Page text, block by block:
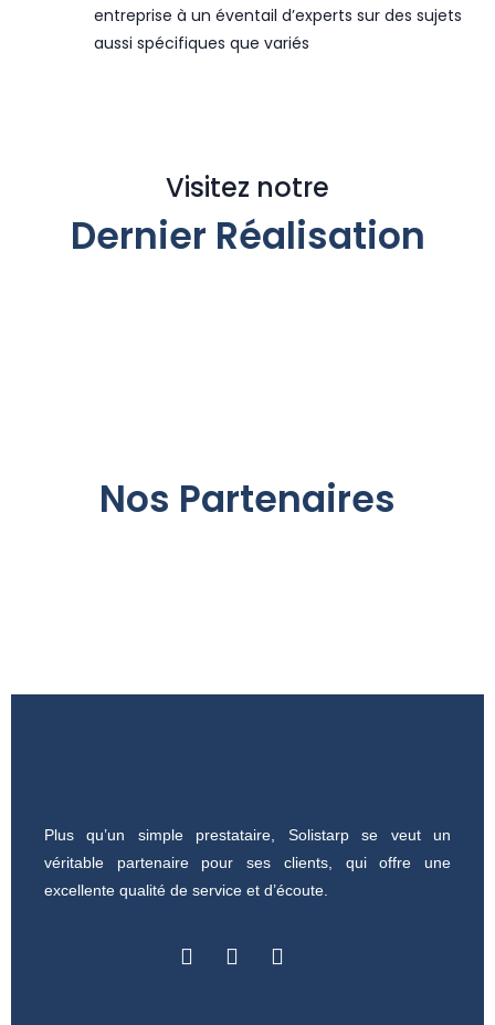
entreprise à un éventail d’experts sur des sujets
aussi spécifiques que variés
Visitez notre
Dernier Réalisation
Creation des sites web
Nos Partenaires
Plus qu’un simple prestataire, Solistarp se veut un
véritable partenaire pour ses clients, qui offre une
excellente qualité de service et d’écoute.